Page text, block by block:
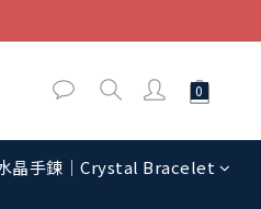
晶手鍊│Crystal Bracelet